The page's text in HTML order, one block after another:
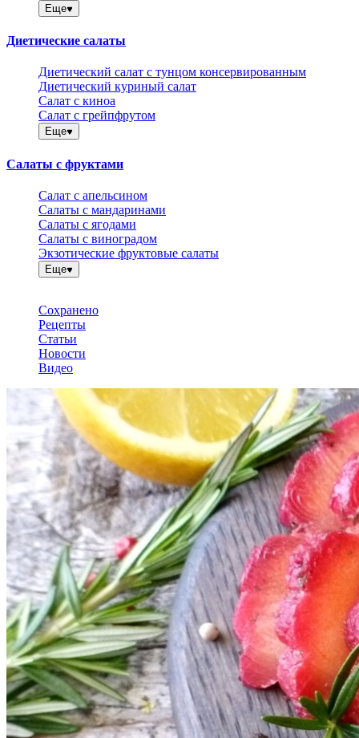
Еще
Диетические салаты
Диетический салат с тунцом консервированным
Диетический куриный салат
Салат с киноа
Салат с грейпфрутом
Еще
Салаты с фруктами
Салат с апельсином
Салаты с мандаринами
Салаты с ягодами
Салаты с виноградом
Экзотические фруктовые салаты
Еще
Сохранено
Рецепты
Статьи
Новости
Видео